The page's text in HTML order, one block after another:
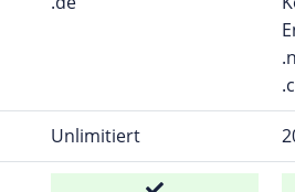
Unlimitiert